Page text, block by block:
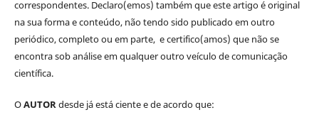
correspondentes. Declaro(emos) também que este artigo é original
na sua forma e conteúdo, não tendo sido publicado em outro
periódico, completo ou em parte, e certifico(amos) que não se
encontra sob análise em qualquer outro veículo de comunicação
científica.
OAUTORdesde já está ciente e de acordo que: